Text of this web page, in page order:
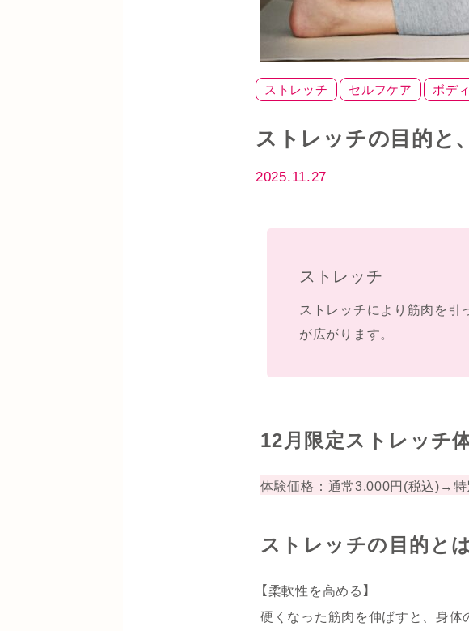
ストレッチ セルフケア ボデ
ストレッチの目的と
2025.11.27
ストレッチ
ストレッチにより筋肉を引
が広がります。
12月限定ストレッチ
体験価格：通常3,000円(税込)→
ストレッチの目的と
【柔軟性を高める】
硬くなった筋肉を伸ばすと、身